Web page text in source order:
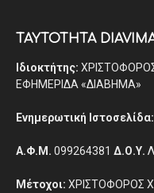
ΤΑΥΤΟΤΗΤΑ
Ιδιοκτήτης:
ΕΦΗΜΕΡΙΔΑ «ΔΙΑΒΗΜΑ»
Ενημερωτική Ιστοσελίδα:
Α.Φ.Μ. 099264381 Δ.Ο.Υ.
Μέτοχοι: ΧΡΙΣΤΟΦΟΡΟΣ